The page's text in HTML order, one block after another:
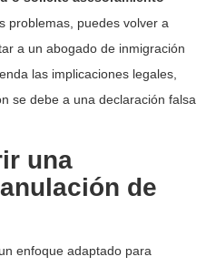
problemas, puedes volver a
a un abogado de inmigración
las implicaciones legales,
se debe a una declaración falsa
una
de
enfoque adaptado para